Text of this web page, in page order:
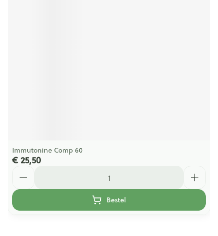
Immutonine Comp 60
€ 25,50
Bestel